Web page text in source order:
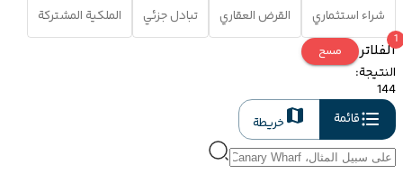
شراء استثماري القرض العقاري تبادل جزئي الملكية المشتركة
الفلاتر
1
مسح
النتيجة:
144
قائمة
خريطة